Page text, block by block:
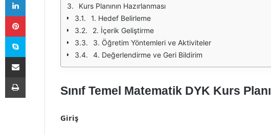
Kurs Planının Hazırlanması
1. Hedef Belirleme
2. İçerik Geliştirme
3. Öğretim Yöntemleri ve Aktiviteler
4. Değerlendirme ve Geri Bildirim
Sınıf Temel Matematik DYK Kurs Planı
Giriş
Pinterest
Skype
E-Posta ile paylaş